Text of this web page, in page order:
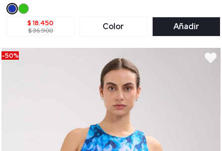
$ 18.450
$ 36.900 Color Añadir
-50%